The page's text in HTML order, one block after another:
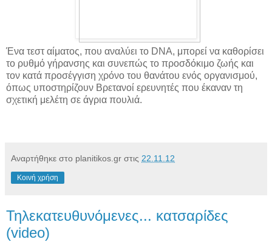
Ένα τεστ αίματος, που αναλύει το DNA, μπορεί να καθορίσει
το ρυθμό γήρανσης και συνεπώς το προσδόκιμο ζωής και
τον κατά προσέγγιση χρόνο του θανάτου ενός οργανισμού,
όπως υποστηρίζουν Bρετανοί ερευνητές που έκαναν τη
σχετική μελέτη σε άγρια πουλιά.
Αναρτήθηκε στο planitikos.gr στις 22.11.12
Κοινή χρήση
Τηλεκατευθυνόμενες... κατσαρίδες
(video)